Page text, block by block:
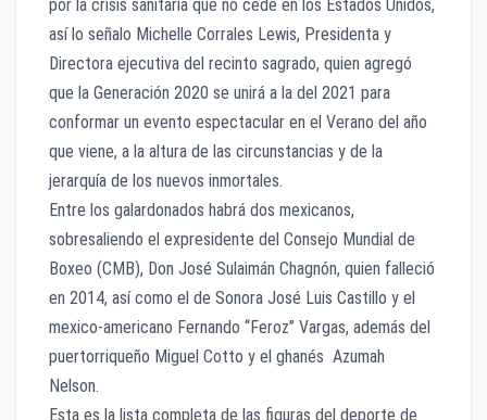
por la crisis sanitaria que no cede en los Estados Unidos,
así lo señalo Michelle Corrales Lewis, Presidenta y
Directora ejecutiva del recinto sagrado, quien agregó
que la Generación 2020 se unirá a la del 2021 para
conformar un evento espectacular en el Verano del año
que viene, a la altura de las circunstancias y de la
jerarquía de los nuevos inmortales.
Entre los galardonados habrá dos mexicanos,
sobresaliendo el expresidente del Consejo Mundial de
Boxeo (CMB), Don José Sulaimán Chagnón, quien falleció
en 2014, así como el de Sonora José Luis Castillo y el
mexico-americano Fernando “Feroz” Vargas, además del
puertorriqueño Miguel Cotto y el ghanés Azumah
Nelson.
Esta es la lista completa de las figuras del deporte de